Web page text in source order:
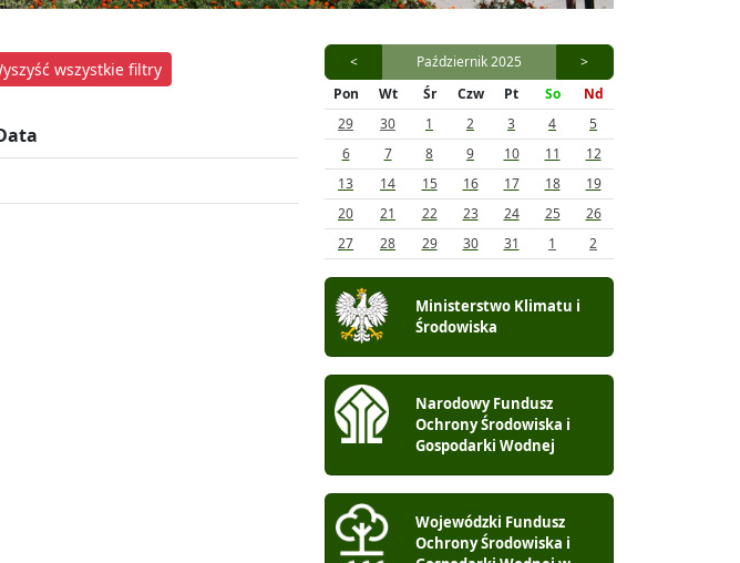
wszystkie filtry < Październik 2025
>
Pon
Wt Śr Czw Pt So
Nd
29
30 1 2 3 4
5
6
7 8 9 10 11
12
13
14 15 16 17 18
19
20
21 22 23 24 25
26
27
28 29 30 31 1 2
Ministerstwo Klimatu i
Środowiska
Narodowy Fundusz
Ochrony Środowiska i
Gospodarki Wodnej
Wojewódzki Fundusz
Ochrony Środowiska i